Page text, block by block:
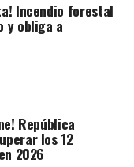
Incendio forestal
y obliga a
República
los 12
2026